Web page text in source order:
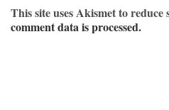
This site uses Akismet to reduce
comment data is processed.